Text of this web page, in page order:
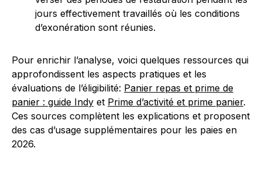
jours effectivement travaillés où les conditions
d’exonération sont réunies.
Pour enrichir l’analyse, voici quelques ressources qui
approfondissent les aspects pratiques et les
évaluations de l’éligibilité: Panier repas et prime de
panier : guide Indy et Prime d’activité et prime panier.
Ces sources complètent les explications et proposent
des cas d’usage supplémentaires pour les paies en
2026.